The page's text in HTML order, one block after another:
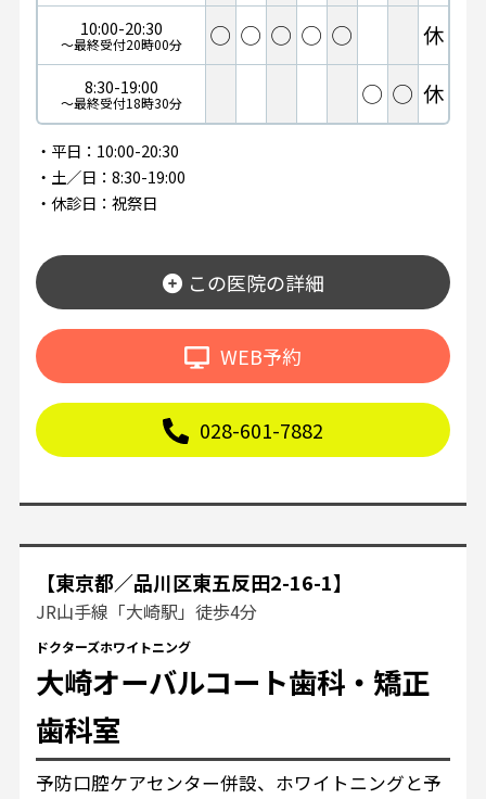
10:00-20:30
〜最終受付20時00分 ◯ ◯ ◯ ◯ ◯ 休
8:30-19:00
〜最終受付18時30分 ◯ ◯ 休
・平日：10:00-20:30
・土／日：8:30-19:00
・休診日：祝祭日
この医院の詳細
WEB予約
028-601-7882
【東京都／品川区東五反田2-16-1】
JR山手線「大崎駅」徒歩4分
ドクターズホワイトニング
大崎オーバルコート歯科・矯正
歯科室
予防口腔ケアセンター併設、ホワイトニングと予